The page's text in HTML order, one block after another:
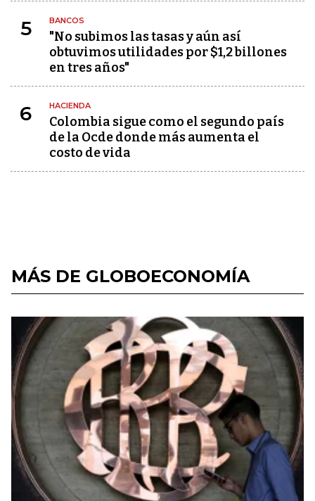
5 BANCOS
"No subimos las tasas y aún así
obtuvimos utilidades por $1,2 billones
en tres años"
6 HACIENDA
Colombia sigue como el segundo país
de la Ocde donde más aumenta el
costo de vida
MÁS DE GLOBOECONOMÍA